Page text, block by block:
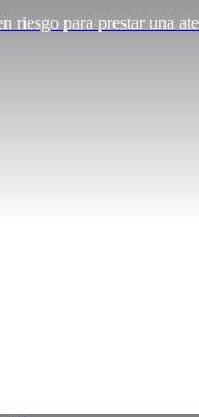
riesgo para prestar una